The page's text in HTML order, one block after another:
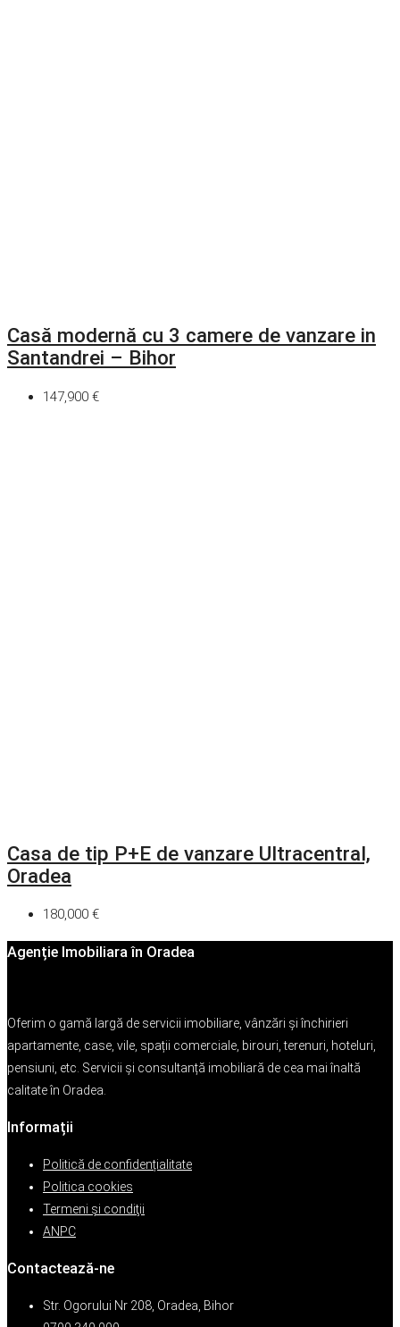
Casă modernă cu 3 camere de vanzare in
Santandrei – Bihor
147,900 €
Casa de tip P+E de vanzare Ultracentral,
Oradea
180,000 €
Agenție Imobiliara în Oradea
Oferim o gamă largă de servicii imobiliare, vânzări și închirieri
apartamente, case, vile, spații comerciale, birouri, terenuri, hoteluri,
pensiuni, etc. Servicii și consultanță imobiliară de cea mai înaltă
calitate în Oradea.
Informații
Politică de confidențialitate
Politica cookies
Termeni şi condiţii
ANPC
Contactează-ne
Str. Ogorului Nr 208, Oradea, Bihor